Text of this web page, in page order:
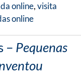
online,visita
online
– Pequenas